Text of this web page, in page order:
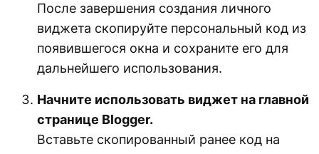
После завершения создания личного
виджета скопируйте персональный код из
появившегося окна и сохраните его для
дальнейшего использования.
Начните использовать виджет на главной
странице Blogger.
Вставьте скопированный ранее код на